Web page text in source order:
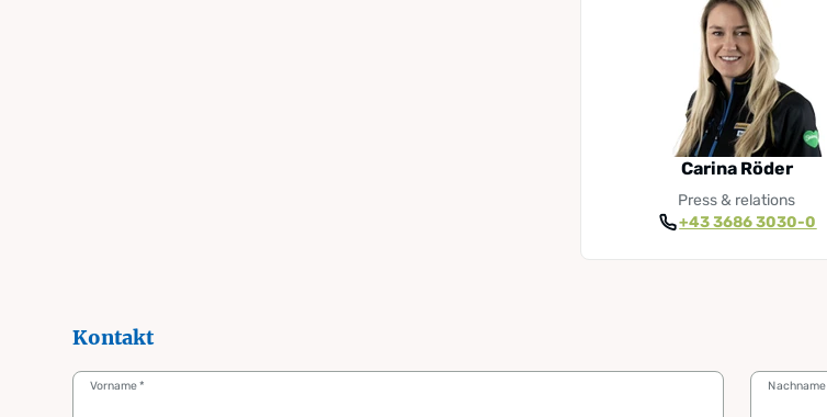
Carina Röder
Press & relations
+43 3686 3030-0
Kontakt
Vorname* Nachname